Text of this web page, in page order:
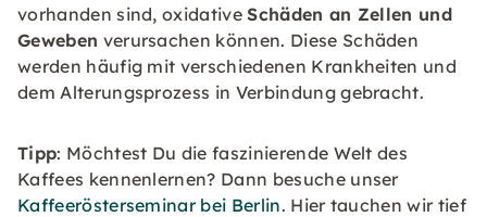
vorhanden sind, oxidativeSchäden an Zellen und
Geweben verursachen können. Diese Schäden
werden häufig mit verschiedenen Krankheiten und
dem Alterungsprozess in Verbindung gebracht.
Tipp: Möchtest Du die faszinierende Welt des
Kaffees kennenlernen? Dann besuche unser
Kaffeerösterseminar bei Berlin. Hier tauchen wir tief